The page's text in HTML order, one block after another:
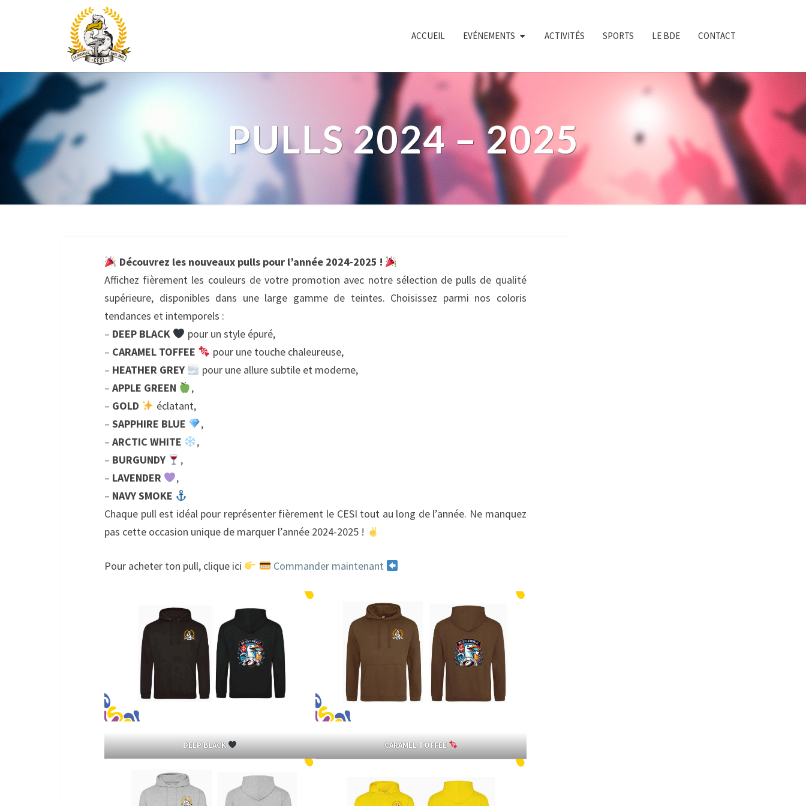
ACCUEIL EVÉNEMENTS ACTIVITÉS SPORTS LE BDE CONTACT
Pulls
2024
–
2025
PULLS 2024 – 2025
Découvrez les nouveaux pulls pour l’année 2024-2025 !
Affichez fièrement les couleurs de votre promotion avec notre sélection de pulls de qualité
supérieure, disponibles dans une large gamme de teintes. Choisissez parmi nos coloris
tendances et intemporels :
– DEEP BLACK
pour un style épuré,
– CARAMEL TOFFEE
pour une touche chaleureuse,
– HEATHER GREY
pour une allure subtile et moderne,
– APPLE GREEN
,
– GOLD
éclatant,
– SAPPHIRE BLUE
,
– ARCTIC WHITE
,
– BURGUNDY
,
– LAVENDER
,
– NAVY SMOKE
Chaque pull est idéal pour représenter fièrement le CESI tout au long de l’année. Ne manquez
pas cette occasion unique de marquer l’année 2024-2025 !
Pour acheter ton pull, clique ici Commander maintenant
DEEP BLACK CARAMEL TOFFEE